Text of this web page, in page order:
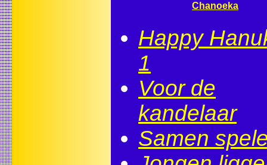
Chanoeka
Happy
1
Voor de
kandelaar
Samen